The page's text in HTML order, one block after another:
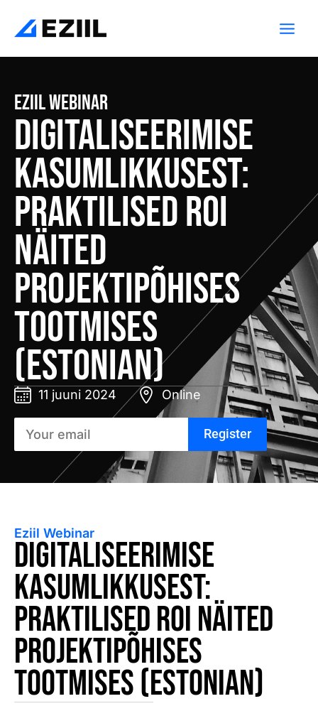
content
EZIIL WEBINAR
Digitaliseerimise
kasumlikkusest:
Praktilised ROI
näited
projektipõhises
tootmises
(Estonian)
11 juuni 2024 Online
Register
Eziil Webinar
Digitaliseerimise
kasumlikkusest:
Praktilised ROI näited
projektipõhises
tootmises (Estonian)